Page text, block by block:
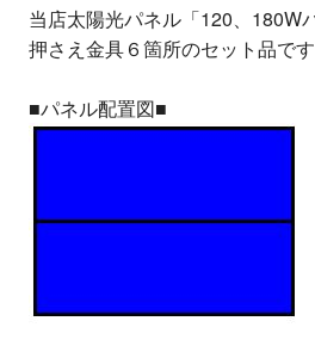
当店太陽光パネル「120、180W
押さえ金具６箇所のセット品で
■パネル配置図■